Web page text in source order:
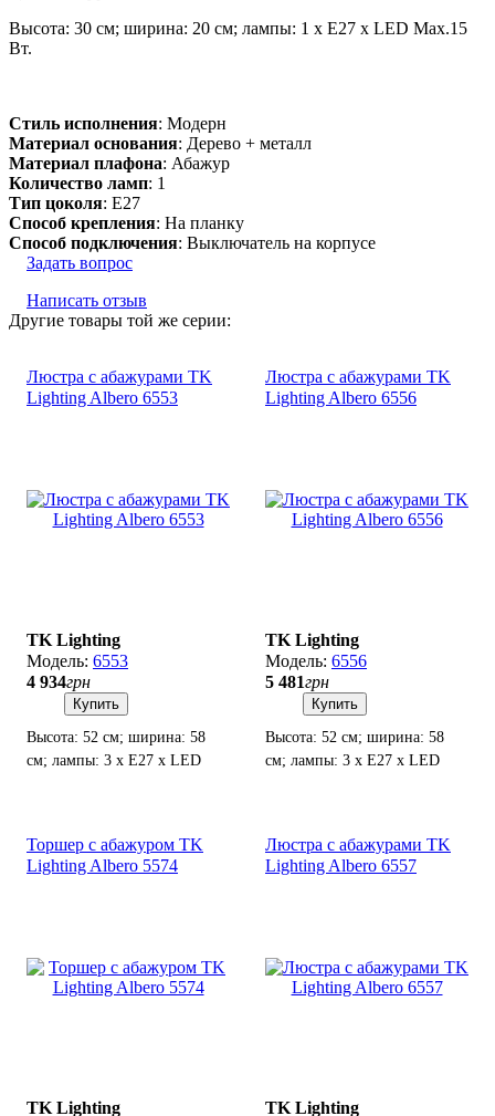
Высота: 30 см; ширина: 20 см; лампы: 1 х Е27 х LED Max.15
Вт.
Стиль исполнения: Модерн
Материал основания: Дерево + металл
Материал плафона: Абажур
Количество ламп: 1
Тип цоколя: E27
Способ крепления: На планку
Способ подключения: Выключатель на корпусе
Задать вопрос
Написать отзыв
Другие товары той же серии:
Люстра с абажурами TK
Lighting Albero 6553
TK Lighting
6553
4 934грн
Купить
Высота: 52 см; ширина: 58
см; лампы: 3 х Е27 х LED
Люстра с абажурами TK
Lighting Albero 6556
TK Lighting
6556
5 481грн
Купить
Высота: 52 см; ширина: 58
см; лампы: 3 х Е27 х LED
Торшер с абажуром TK
Lighting Albero 5574
TK Lighting
Люстра с абажурами TK
Lighting Albero 6557
TK Lighting